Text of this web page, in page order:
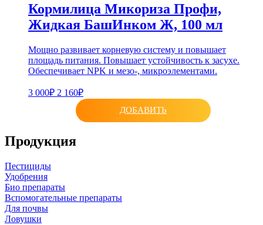
Кормилица Микориза Профи,
Жидкая БашИнком Ж, 100 мл
Мощно развивает корневую систему и повышает
площадь питания. Повышает устойчивость к засухе.
Обеспечивает NPK и мезо-, микроэлементами.
3 000₽ 2 160₽
ДОБАВИТЬ
Продукция
Пестициды
Удобрения
Био препараты
Вспомогательные препараты
Для почвы
Ловушки